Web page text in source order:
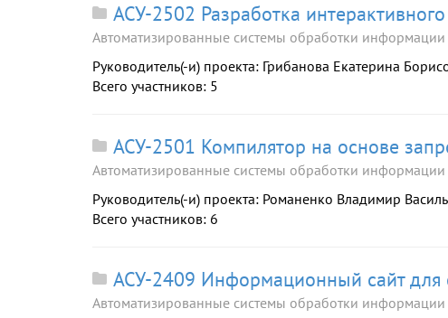
АСУ-2502 Разработка
Автоматизированные системы обработки информации
Руководитель(-и) проекта: Грибанова Екатерина
Всего участников: 5
АСУ-2501 Компилятор на основе
Автоматизированные системы обработки информации
Руководитель(-и) проекта: Романенко Владимир
Всего участников: 6
АСУ-2409 Информационный сайт для
Автоматизированные системы обработки информации